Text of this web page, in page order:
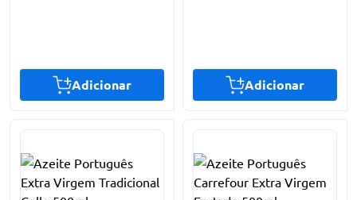
Adicionar Adicionar